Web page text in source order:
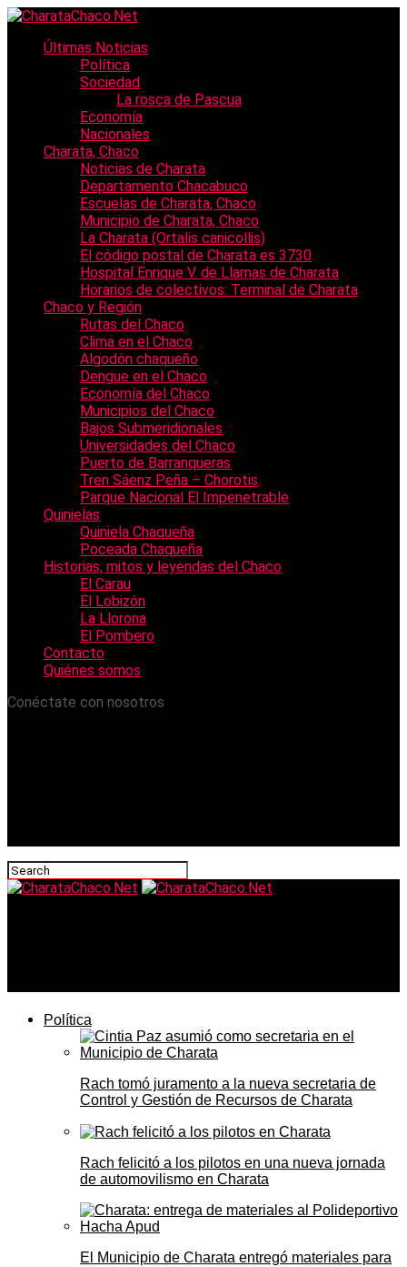
Últimas Noticias
Política
Sociedad
La rosca de Pascua
Economía
Nacionales
Charata, Chaco
Noticias de Charata
Departamento Chacabuco
Escuelas de Charata, Chaco
Municipio de Charata, Chaco
La Charata (Ortalis canicollis)
El código postal de Charata es 3730
Hospital Enrique V. de Llamas de Charata
Horarios de colectivos: Terminal de Charata
Chaco y Región
Rutas del Chaco
Clima en el Chaco
Algodón chaqueño
Dengue en el Chaco
Economía del Chaco
Municipios del Chaco
Bajos Submeridionales
Universidades del Chaco
Puerto de Barranqueras
Tren Sáenz Peña – Chorotis
Parque Nacional El Impenetrable
Quinielas
Quiniela Chaqueña
Poceada Chaqueña
Historias, mitos y leyendas del Chaco
El Carau
El Lobizón
La Llorona
El Pombero
Contacto
Quiénes somos
Conéctate con nosotros
Política
Rach tomó juramento a la nueva secretaria de
Control y Gestión de Recursos de Charata
Rach felicitó a los pilotos en una nueva jornada
de automovilismo en Charata
El Municipio de Charata entregó materiales para